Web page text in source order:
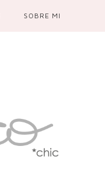
SOBRE MI